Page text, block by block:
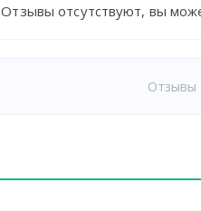
Отзывы отсутствуют, вы
Отзывы